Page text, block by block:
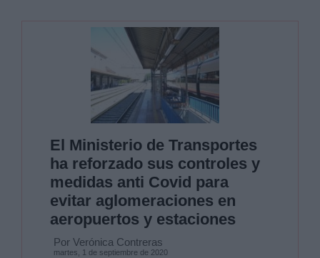
El Ministerio de Transportes
ha reforzado sus controles y
medidas anti Covid para
evitar aglomeraciones en
aeropuertos y estaciones
Por Verónica Contreras
martes, 1 de septiembre de 2020